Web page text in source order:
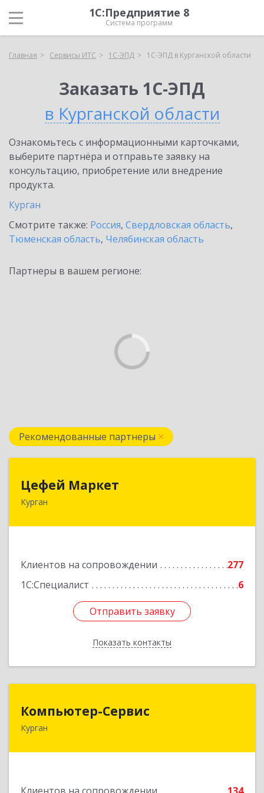
1С:Предприятие 8
Система программ
Главная Сервисы ИТС 1С-ЭПД 1С-ЭПД в Курганской области
Заказать 1С-ЭПД
в Курганской области
Ознакомьтесь с информационными карточками,
выберите партнёра и отправьте заявку на
консультацию, приобретение или внедрение
продукта.
Курган
Смотрите также: Россия, Свердловская область,
Тюменская область, Челябинская область
Партнеры в вашем регионе:
Рекомендованные партнеры
Цефей Маркет
Курган
Клиентов на сопровождении
277
1С:Специалист
6
Отправить заявку
Показать контакты
640002, Курганская обл, Курган г, М.Горького
Отправить заявку
Назад
Компьютер-Сервис
Курган